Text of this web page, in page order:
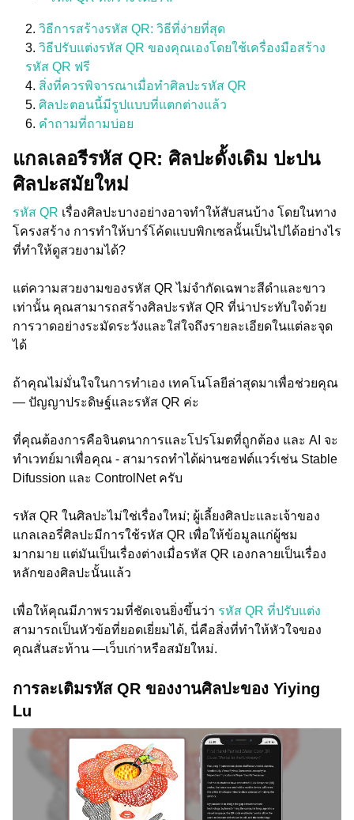
วิธีการสร้างรหัส QR: วิธีที่ง่ายที่สุด
วิธีปรับแต่งรหัส QR ของคุณเองโดยใช้เครื่องมือสร้าง
รหัส QR ฟรี
สิ่งที่ควรพิจารณาเมื่อทำศิลปะรหัส QR
ศิลปะตอนนี้มีรูปแบบที่แตกต่างแล้ว
คำถามที่ถามบ่อย
แกลเลอรีรหัส QR: ศิลปะดั้งเดิม ปะปน
ศิลปะสมัยใหม่
รหัส QR เรื่องศิลปะบางอย่างอาจทำให้สับสนบ้าง โดยในทาง
โครงสร้าง การทำให้บาร์โค้ดแบบพิกเซลนั้นเป็นไปได้อย่างไร
ที่ทำให้ดูสวยงามได้?
แต่ความสวยงามของรหัส QR ไม่จำกัดเฉพาะสีดำและขาว
เท่านั้น คุณสามารถสร้างศิลปะรหัส QR ที่น่าประทับใจด้วย
การวาดอย่างระมัดระวังและใส่ใจถึงรายละเอียดในแต่ละจุด
ได้
ถ้าคุณไม่มั่นใจในการทำเอง เทคโนโลยีล่าสุดมาเพื่อช่วยคุณ
— ปัญญาประดิษฐ์และรหัส QR ค่ะ
ที่คุณต้องการคือจินตนาการและโปรโมตที่ถูกต้อง และ AI จะ
ทำเวทย์มาเพื่อคุณ - สามารถทำได้ผ่านซอฟต์แวร์เช่น Stable
Difussion และ ControlNet ครับ
รหัส QR ในศิลปะไม่ใช่เรื่องใหม่; ผู้เลี้ยงศิลปะและเจ้าของ
แกลเลอรี่ศิลปะมีการใช้รหัส QR เพื่อให้ข้อมูลแก่ผู้ชม
มากมาย แต่มันเป็นเรื่องต่างเมื่อรหัส QR เองกลายเป็นเรื่อง
หลักของศิลปะนั้นแล้ว
เพื่อให้คุณมีภาพรวมที่ชัดเจนยิ่งขึ้นว่า รหัส QR ที่ปรับแต่ง
สามารถเป็นหัวข้อที่ยอดเยี่ยมได้, นี่คือสิ่งที่ทำให้หัวใจของ
คุณสั่นสะท้าน —เว็บเก่าหรือสมัยใหม่.
การละเติมรหัส QR ของงานศิลปะของ Yiying
Lu